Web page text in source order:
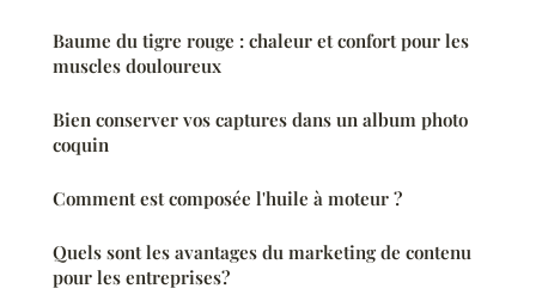
Baume du tigre rouge : chaleur et confort pour les
muscles douloureux
Bien conserver vos captures dans un album photo
coquin
Comment est composée l'huile à moteur ?
Quels sont les avantages du marketing de contenu
pour les entreprises?